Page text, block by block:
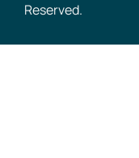
Reserved.